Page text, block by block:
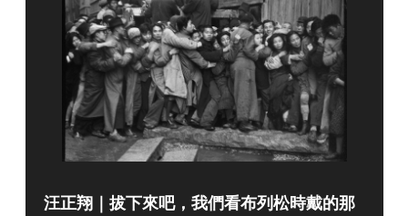
汪正翔｜拔下來吧，我們看布列松時戴的那